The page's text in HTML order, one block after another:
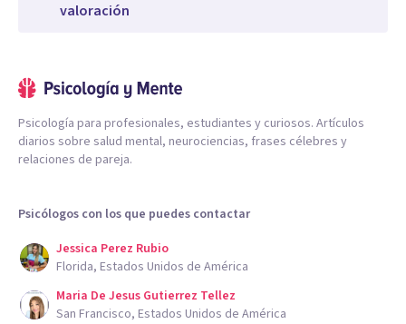
valoración
Psicología para profesionales, estudiantes y curiosos. Artículos
diarios sobre salud mental, neurociencias, frases célebres y
relaciones de pareja.
Psicólogos con los que puedes contactar
Jessica Perez Rubio
Florida, Estados Unidos de América
Maria De Jesus Gutierrez Tellez
San Francisco, Estados Unidos de América